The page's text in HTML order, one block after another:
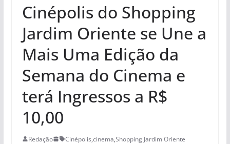
Cinépolis do Shopping
Jardim Oriente se Une a
Mais Uma Edição da
Semana do Cinema e
terá Ingressos a R$
10,00
Redação Cinépolis,cinema,Shopping Jardim Oriente